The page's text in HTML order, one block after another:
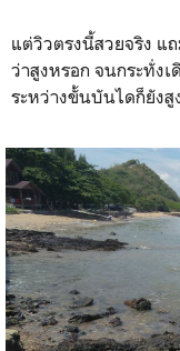
แต่วิวตรงนี้สวยจริง แ
ว่าสูงหรอก จนกระทั่ง
ระหว่างขั้นบันไดก็ยัง